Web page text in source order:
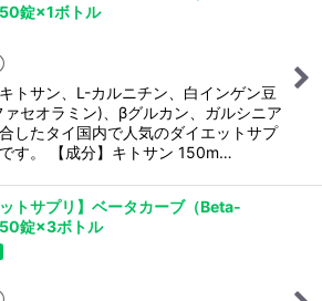
錠×1ボトル
キトサン、L-カルニチン、白インゲン豆
セオラミン)、βグルカン、ガルシニア
したタイ国内で人気のダイエットサプ
す。 【成分】キトサン 150m…
ットサプリ】ベータカーブ（Beta-
錠×3ボトル